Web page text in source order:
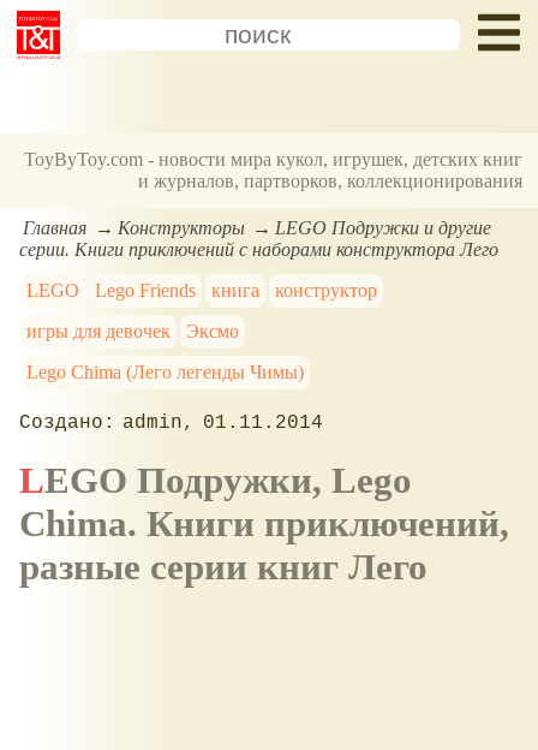
ToyByToy.com - новости мира кукол, игрушек, детских книг
и журналов, партворков, коллекционирования
Главная Конструкторы
LEGO Подружки и другие
серии. Книги приключений с наборами конструктора Лего
LEGO
Lego Friends книга
конструктор
игры для девочек
Эксмо
Lego Chima (Лего легенды Чимы)
admin 01.11.2014
LEGO Подружки, Lego
Chima. Книги приключений,
разные серии книг Лего